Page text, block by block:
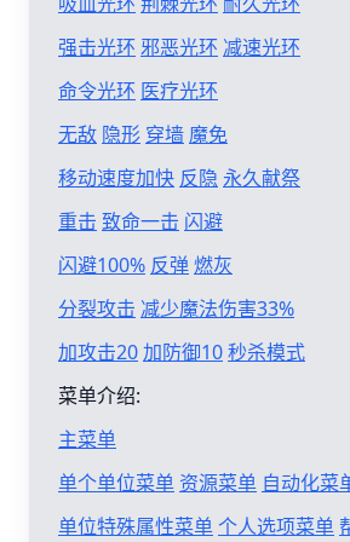
强击光环 邪恶光环 减速光环
命令光环 医疗光环
无敌 隐形 穿墙 魔免
移动速度加快 反隐 永久献祭
重击 致命一击 闪避
闪避100% 反弹燃灰
分裂攻击 减少魔法伤害33%
加攻击20加防御10秒杀模式
菜单介绍:
主菜单
单个单位菜单 资源菜单 自动化菜
单位特殊属性菜单个人选项菜单